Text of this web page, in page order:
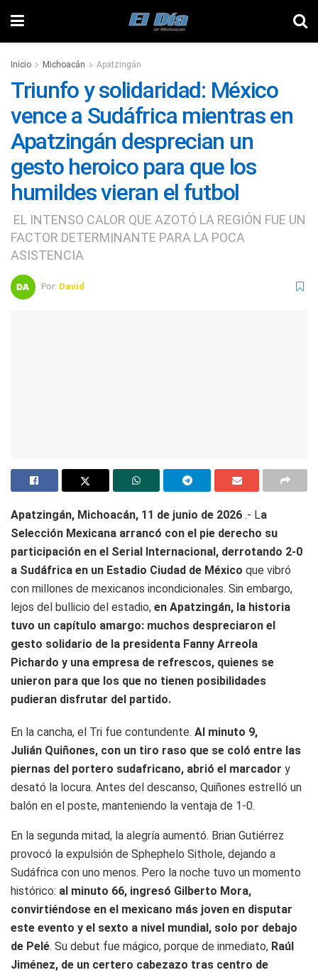
Inicio Michoacán Apatzingán
Triunfo y solidaridad: México
vence a Sudáfrica mientras en
Apatzingán desprecian un
gesto heroico para que los
humildes vieran el futbol
EL INTENSO CALOR QUE AZOTÓ LA REGIÓN FUE UN
FACTOR DETERMINANTE PARA LA POCA
ASISTENCIA
Por: David
Apatzingán, Michoacán, 11 de junio de 2026 .- La
Selección Mexicana arrancó con el pie derecho su
participación en el Serial Internacional, derrotando 2-0
a Sudáfrica en un Estadio Ciudad de México que vibró
con millones de mexicanos incondicionales. Sin embargo,
lejos del bullicio del estadio, en Apatzingán, la historia
tuvo un capítulo amargo: muchos despreciaron el
gesto solidario de la presidenta Fanny Arreola
Pichardo y una empresa de refrescos, quienes se
unieron para que los que no tienen posibilidades
pudieran disfrutar del partido.
En la cancha, el Tri fue contundente. Al minuto 9,
Julián Quiñones, con un tiro raso que se coló entre las
piernas del portero sudafricano, abrió el marcador y
desató la locura. Antes del descanso, Quiñones estrelló un
balón en el poste, manteniendo la ventaja de 1-0.
En la segunda mitad, la alegría aumentó. Brian Gutiérrez
provocó la expulsión de Sphephelo Sithole, dejando a
Sudáfrica con uno menos. Pero la noche tuvo un momento
histórico: al minuto 66, ingresó Gilberto Mora,
convirtiéndose en el mexicano más joven en disputar
este evento y el sexto a nivel mundial, solo por debajo
de Pelé. Su debut fue mágico, porque de inmediato, Raúl
Jiménez, de un certero cabezazo tras centro de